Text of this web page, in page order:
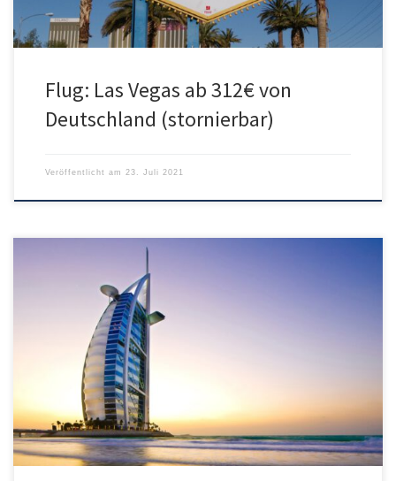
Flug: Las Vegas ab 312€ von
Deutschland (stornierbar)
Veröffentlicht am 23. Juli 2021
Qatar Airways bietet aktuell günstige Flüge ab München oder
Frankfurt nach Dubai. Der Flug erfolgt mit kurzem Umstieg in Doha.
Den Hin- und Rückflug gibt es ab Frankfurt für 362€ oder ab
München für 368€. Alternativ gibt es noch Rail&Fly Tickets zur
Anreise von jedem deutschen Bahnhof für 366€. Im […]